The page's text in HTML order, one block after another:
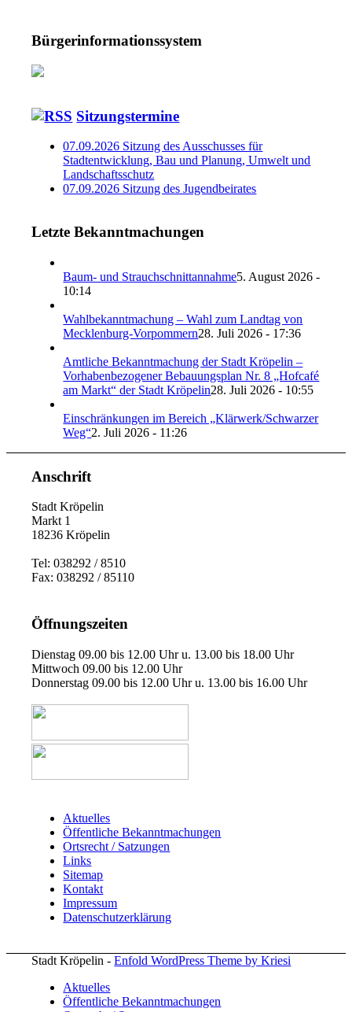
Bürgerinformationssystem
Sitzungstermine
07.09.2026 Sitzung des Ausschusses für
Stadtentwicklung, Bau und Planung, Umwelt und
Landschaftsschutz
07.09.2026 Sitzung des Jugendbeirates
Letzte Bekanntmachungen
Baum- und Strauchschnittannahme5. August 2026 -
10:14
Wahlbekanntmachung – Wahl zum Landtag von
Mecklenburg-Vorpommern28. Juli 2026 - 17:36
Amtliche Bekanntmachung der Stadt Kröpelin –
Vorhabenbezogener Bebauungsplan Nr. 8 „Hofcafé
am Markt“ der Stadt Kröpelin28. Juli 2026 - 10:55
Einschränkungen im Bereich „Klärwerk/Schwarzer
Weg“2. Juli 2026 - 11:26
Anschrift
Stadt Kröpelin
Markt 1
18236 Kröpelin
Tel: 038292 / 8510
Fax: 038292 / 85110
Öffnungszeiten
Dienstag 09.00 bis 12.00 Uhr u. 13.00 bis 18.00 Uhr
Mittwoch 09.00 bis 12.00 Uhr
Donnerstag 09.00 bis 12.00 Uhr u. 13.00 bis 16.00 Uhr
Aktuelles
Öffentliche Bekanntmachungen
Ortsrecht / Satzungen
Links
Sitemap
Kontakt
Impressum
Datenschutzerklärung
Stadt Kröpelin -Enfold WordPress Theme by Kriesi
Aktuelles
Öffentliche Bekanntmachungen